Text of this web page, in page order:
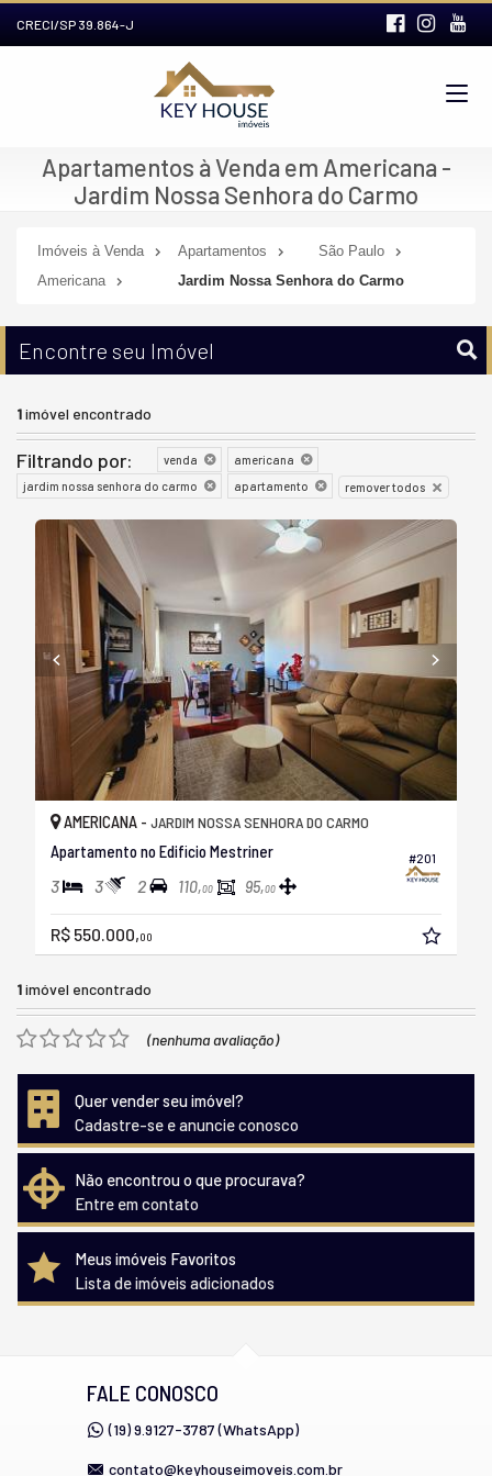
CRECI/SP 39.864-J
Apartamentos à Venda em Americana -
Jardim Nossa Senhora do Carmo
Imóveis à Venda Apartamentos
São Paulo
Americana
Jardim Nossa Senhora do Carmo
Encontre seu Imóvel
1imóvel encontrado
Filtrando por: venda
americana
jardim nossa senhora do carmo
apartamento remover todos
#201
AMERICANA - JARDIM NOSSA SENHORA DO CARMO
Apartamento no Edificio Mestriner
3 3 2 110,00 95,00
R$ 550.000,00
1imóvel encontrado
(nenhuma avaliação)
Quer vender seu imóvel?
Cadastre-se e anuncie conosco
Não encontrou o que procurava?
Entre em contato
Meus imóveis Favoritos
Lista de imóveis adicionados
FALE CONOSCO
(19) 9.9127-3787 (WhatsApp)
contato@keyhouseimoveis.com.br